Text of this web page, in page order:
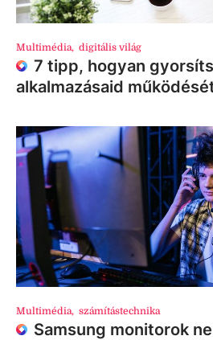
Multimédia, digitális világ
7 tipp, hogyan
alkalmazásaid
Multimédia, számítástechnika
Samsung monitorok